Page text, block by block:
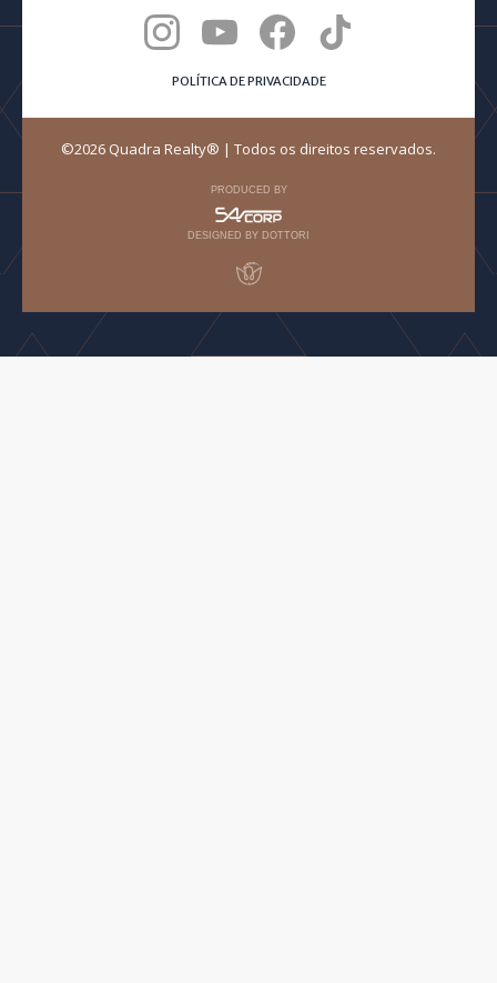
POLÍTICA DE PRIVACIDADE
©2026 Quadra Realty® | Todos os direitos reservados.
PRODUCED BY
DESIGNED BY DOTTORI